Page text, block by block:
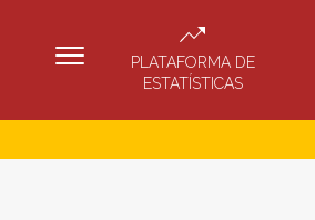
PLATAFORMA DE
ESTATÍSTICAS